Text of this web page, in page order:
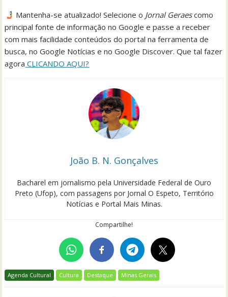
Mantenha-se atualizado! Selecione o Jornal Geraescomo
principal fonte de informação no Google e passe a receber
com mais facilidade conteúdos do portal na ferramenta de
busca, no Google Notícias e no Google Discover. Que tal fazer
agora CLICANDO AQUI?
João B. N. Gonçalves
Bacharel em jornalismo pela Universidade Federal de Ouro
Preto (Ufop), com passagens por Jornal O Espeto, Território
Notícias e Portal Mais Minas.
Compartilhe!
Agenda Cultural Cultura Destaque Minas Gerais